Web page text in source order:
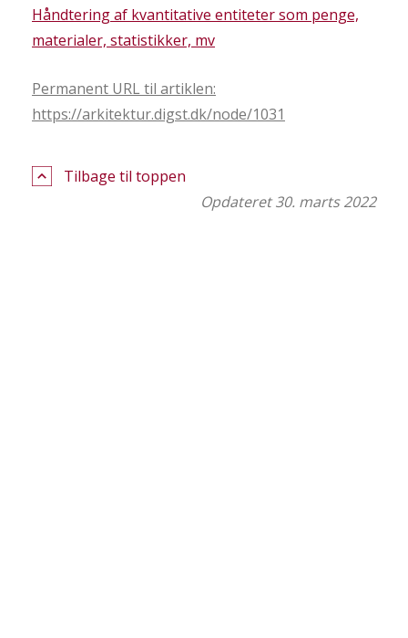
Håndtering af kvantitative entiteter som penge,
materialer, statistikker, mv
Permanent URL til artiklen:
https://arkitektur.digst.dk/node/1031
Tilbage til toppen
Opdateret 30. marts 2022